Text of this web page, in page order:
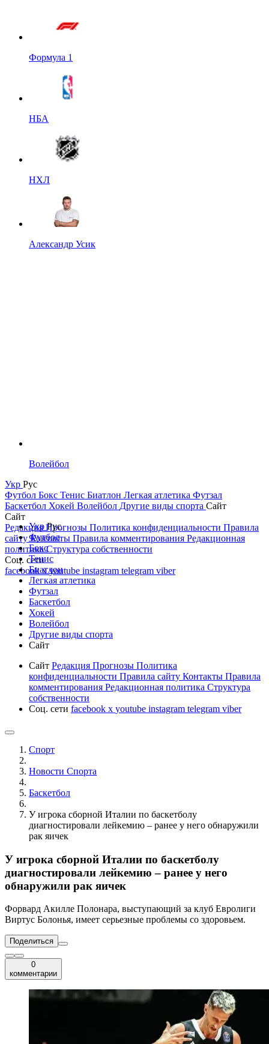
Формула 1
НБА
НХЛ
Александр Усик
Волейбол
Укр Рус
Футбол Бокс Тенис Биатлон Легкая атлетика Футзал
Баскетбол Хокей Волейбол Другие виды спорта Сайт
Сайт
РедакцияПрогнозы Политика конфиденциальности Правила
сайтуКонтакты Правила комментирования Редакционная
политикаСтруктура собственности
Соц. сети
facebookxyoutube instagram telegram viber
УкрРус
Футбол
Бокс
Тенис
Биатлон
Легкая атлетика
Футзал
Баскетбол
Хокей
Волейбол
Другие виды спорта
Сайт
Сайт Редакция Прогнозы Политика
конфиденциальности Правила сайту Контакты Правила
комментирования Редакционная политика Структура
собственности
Соц. сети facebook x youtube instagram telegram viber
Спорт
Новости Cпорта
Баскетбол
У игрока сборной Италии по баскетболу
диагностировали лейкемию – ранее у него обнаружили
рак яичек
У игрока сборной Италии по баскетболу
диагностировали лейкемию – ранее у него
обнаружили рак яичек
Форвард Акилле Полонара, выступающий за клуб Евролиги
Виртус Болонья, имеет серьезные проблемы со здоровьем.
Поделиться
0
комментарии